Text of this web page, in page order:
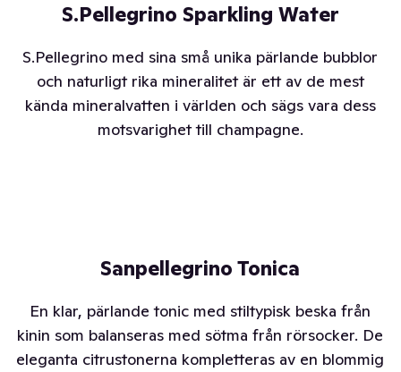
S.Pellegrino Sparkling Water
S.Pellegrino med sina små unika pärlande bubblor
och naturligt rika mineralitet är ett av de mest
kända mineralvatten i världen och sägs vara dess
motsvarighet till champagne.
Sanpellegrino Tonica
En klar, pärlande tonic med stiltypisk beska från
kinin som balanseras med sötma från rörsocker. De
eleganta citrustonerna kompletteras av en blommig